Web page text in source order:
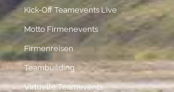
Kick-Off Teamevents Live
Motto Firmenevents
Firmenreisen
Teambuilding
Virtuelle Teamevents